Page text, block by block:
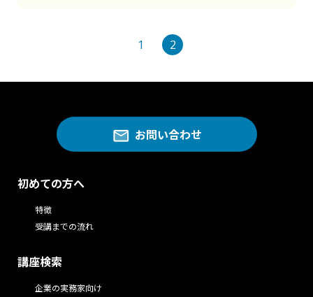
1 2
初めての方へ
特徴
受講までの流れ
講座検索
企業の実務家向け
お問い合わせ